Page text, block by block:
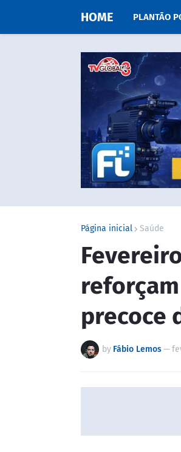
HOME PLANTÃO
Página inicial Saúde
precoce
by Fábio Lemos—